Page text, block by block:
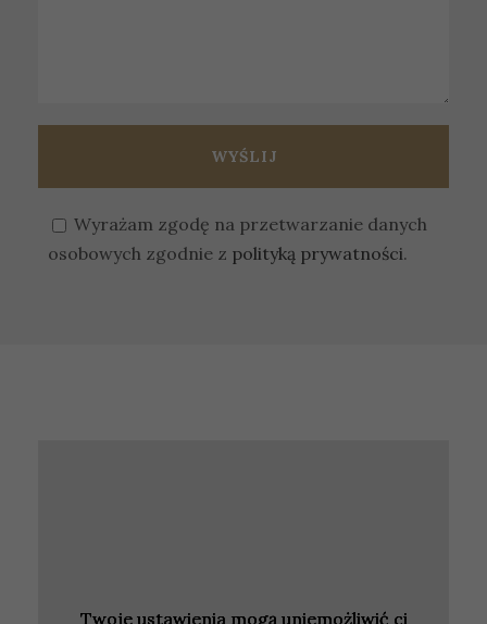
Wyrażam zgodę na przetwarzanie danych
osobowych zgodnie z polityką prywatności.
Twoje ustawienia mogą uniemożliwić ci
Twoje ustawienia mogą uniemożliwić ci
Twoje ustawienia mogą uniemożliwić ci